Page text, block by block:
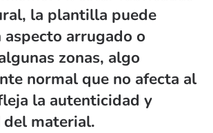
la plantilla puede
arrugado o
zonas, algo
normal que no afecta al
la autenticidad y
material.